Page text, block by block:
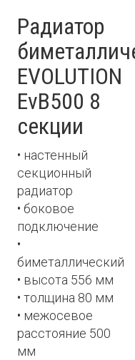
Радиатор
EVOLUTION
EvB500 8
секции
• настенный
секционный
радиатор
• боковое
подключение
•
биметаллический
• высота 556 мм
• толщина 80 мм
• межосевое
расстояние 500
мм